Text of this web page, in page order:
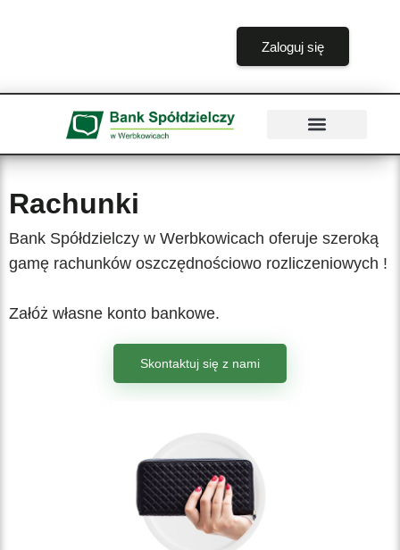
Zaloguj się
Rachunki
Bank Spółdzielczy w Werbkowicach oferuje szeroką
gamę rachunków oszczędnościowo rozliczeniowych !
Załóż własne konto bankowe.
Skontaktuj się z nami